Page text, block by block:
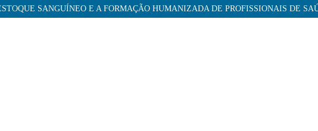
SANGUÍNEO E A FORMAÇÃO HUMANIZADA DE PROFISSIONAIS DE